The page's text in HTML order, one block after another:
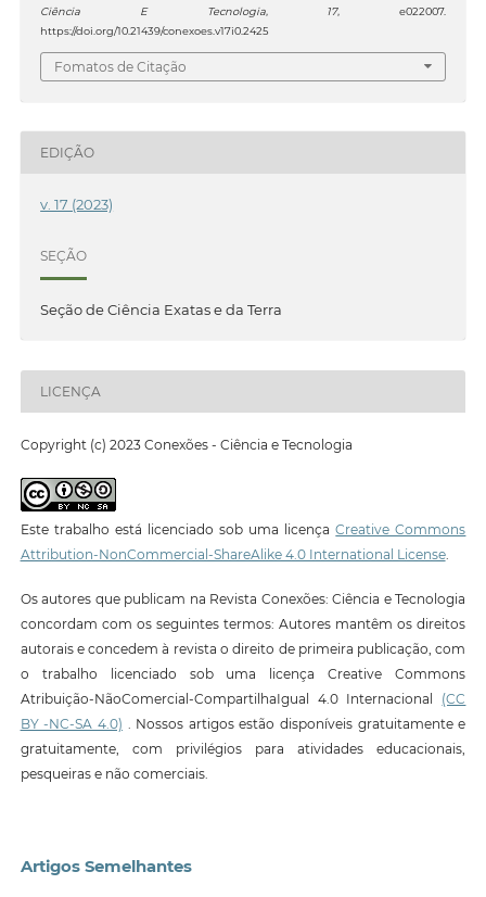
Ciência E Tecnologia, 17, e022007.
https://doi.org/10.21439/conexoes.v17i0.2425
Fomatos de Citação
EDIÇÃO
v. 17 (2023)
SEÇÃO
Seção de Ciência Exatas e da Terra
LICENÇA
Copyright (c) 2023 Conexões - Ciência e Tecnologia
Este trabalho está licenciado sob uma licençaCreative Commons
Attribution-NonCommercial-ShareAlike 4.0 International License.
Os autores que publicam na Revista Conexões: Ciência e Tecnologia
concordam com os seguintes termos: Autores mantêm os direitos
autorais e concedem à revista o direito de primeira publicação, com
o trabalho licenciado sob uma licença Creative Commons
Atribuição-NãoComercial-CompartilhaIgual 4.0 Internacional (CC
BY -NC-SA 4.0) . Nossos artigos estão disponíveis gratuitamente e
gratuitamente, com privilégios para atividades educacionais,
pesqueiras e não comerciais.
Artigos Semelhantes